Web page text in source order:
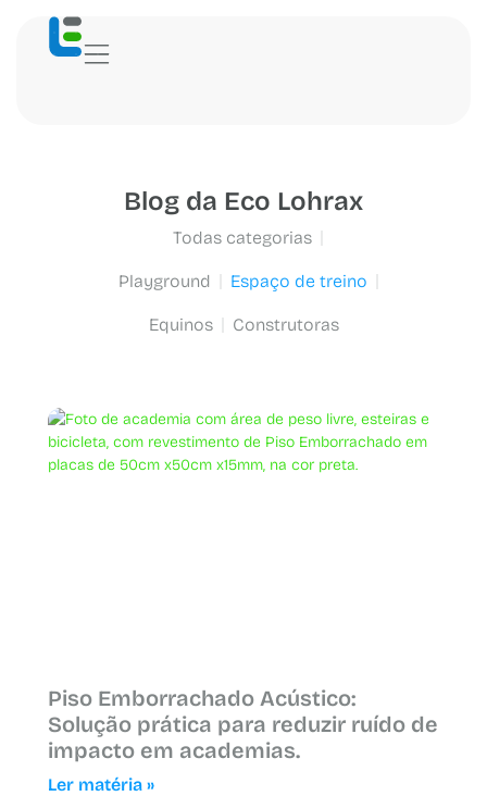
Blog da Eco Lohrax
Todas categorias
Playground Espaço de treino
Equinos Construtoras
Piso Emborrachado Acústico:
Solução prática para reduzir ruído de
impacto em academias.
Ler matéria »